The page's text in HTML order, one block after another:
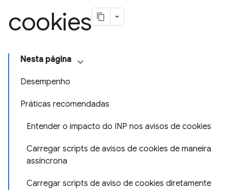
cookies
Nesta página
Desempenho
Práticas recomendadas
Entender o impacto do INP nos avisos de cookies
Carregar scripts de avisos de cookies de maneira
assíncrona
Carregar scripts de aviso de cookies diretamente